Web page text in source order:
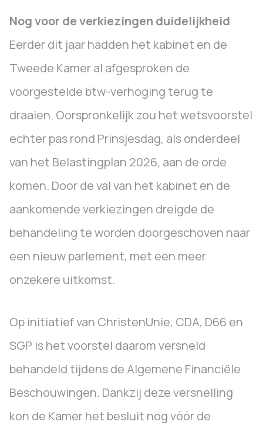
Nog voor de verkiezingen duidelijkheid
Eerder dit jaar hadden het kabinet en de
Tweede Kamer al afgesproken de
voorgestelde btw-verhoging terug te
draaien. Oorspronkelijk zou het wetsvoorstel
echter pas rond Prinsjesdag, als onderdeel
van het Belastingplan 2026, aan de orde
komen. Door de val van het kabinet en de
aankomende verkiezingen dreigde de
behandeling te worden doorgeschoven naar
een nieuw parlement, met een meer
onzekere uitkomst.
Op initiatief van ChristenUnie, CDA, D66 en
SGP is het voorstel daarom versneld
behandeld tijdens de Algemene Financiële
Beschouwingen. Dankzij deze versnelling
kon de Kamer het besluit nog vóór de